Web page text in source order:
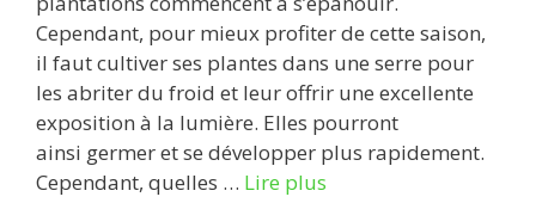
Cependant, pour mieux profiter de cette saison,
il faut cultiver ses plantes dans une serre pour
les abriter du froid et leur offrir une excellente
exposition à la lumière. Elles pourront
ainsi germer et se développer plus rapidement.
Cependant, quelles … Lire plus